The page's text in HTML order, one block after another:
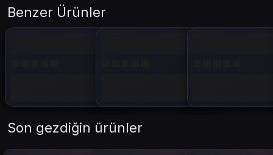
eden, SEO dostu ve gerçek bir içerik sunulmuştur.
ve Gelişmiş Oyun Mekanikleri
Cabal Online sadece “mob kes, level atla” oyunu değil. Her şeyin
ekonomi daha canlı, PvP daha rekabetçi. PvE’deki zorluklar ise daha
Benzer Ürünler
Son gezdiğin ürünler